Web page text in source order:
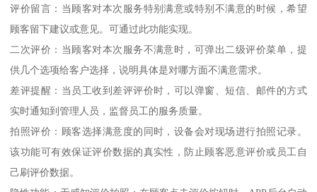
评价留言：当顾客对本次服务特别满意或特别不满意的时候，希望
顾客留下建议或意见。可通过此功能实现。
二次评价：当顾客对本次服务不满意时，可弹出二级评价菜单，提
供几个选项给客户选择，说明具体是对哪方面不满意需求。
差评提醒：当员工收到差评评价时，可以弹窗、短信、邮件的方式
实时通知到管理人员，监督员工的服务质量。
拍照评价：顾客选择满意度的同时，设备会对现场进行拍照记录。
该功能可有效保证评价数据的真实性，防止顾客恶意评价或员工自
己刷评价数据。